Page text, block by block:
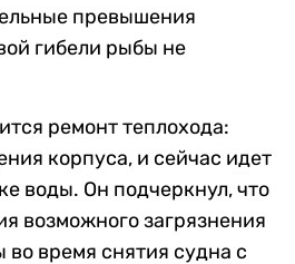
превышения
гибели рыбы не
ремонт теплохода:
корпуса, и сейчас идет
воды. Он подчеркнул, что
возможного загрязнения
время снятия судна с